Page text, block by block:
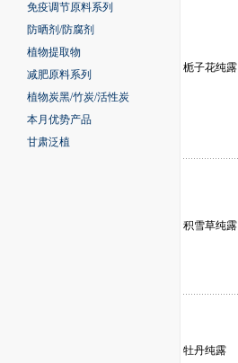
免疫调节原料系列
防晒剂/防腐剂
植物提取物
减肥原料系列
植物炭黑/竹炭/活性炭
本月优势产品
甘肃泛植
栀子花纯露
积雪草纯露
牡丹纯露